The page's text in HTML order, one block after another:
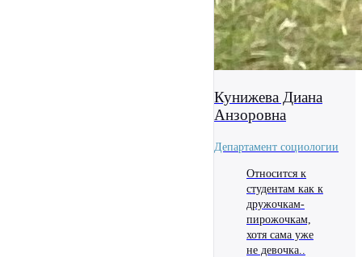
Кунижева Диана
Анзоровна
Департамент социологии
Относится к
студентам как к
дружочкам-
пирожочкам,
хотя сама уже
не девочка..